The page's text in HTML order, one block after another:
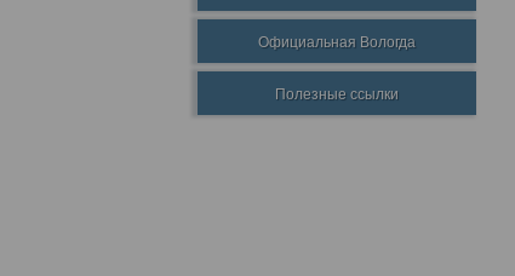
Официальная Вологда
Полезные ссылки